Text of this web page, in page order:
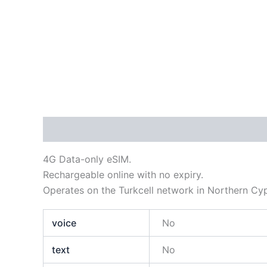
4G Data-only eSIM.
Rechargeable online with no expiry.
Operates on the Turkcell network in Northern
voice No
text No